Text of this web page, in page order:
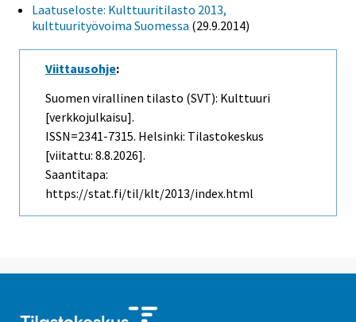
Laatuseloste: Kulttuuritilasto 2013,
kulttuurityövoima Suomessa (29.9.2014)
Viittausohje:
Suomen virallinen tilasto (SVT): Kulttuuri
[verkkojulkaisu].
ISSN=2341-7315. Helsinki: Tilastokeskus
[viitattu: 8.8.2026].
Saantitapa:
https://stat.fi/til/klt/2013/index.html